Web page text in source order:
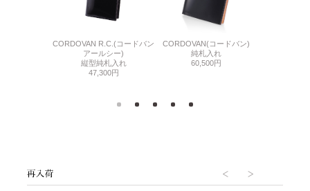
CORDOVAN R.C.(コードバン
アールシー)
縦型純札入れ
47,300円
CORDOVAN(コードバン)
純札入れ
60,500円